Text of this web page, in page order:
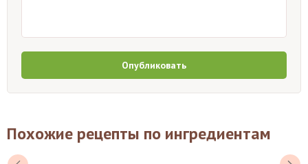
Опубликовать
Похожие рецепты по ингредиентам